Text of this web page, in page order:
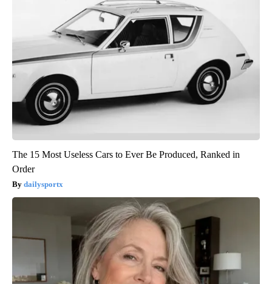
The 15 Most Useless Cars to Ever Be Produced, Ranked in
Order
dailysportx